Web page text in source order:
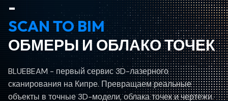
-
SCAN TO BIM
ОБМЕРЫ И ОБЛАКО ТОЧЕК
BLUEBEAM - первый сервис 3D-лазерного
сканирования на Кипре. Превращаем реальные
объекты в точные 3D-модели, облака точек и чертежи.